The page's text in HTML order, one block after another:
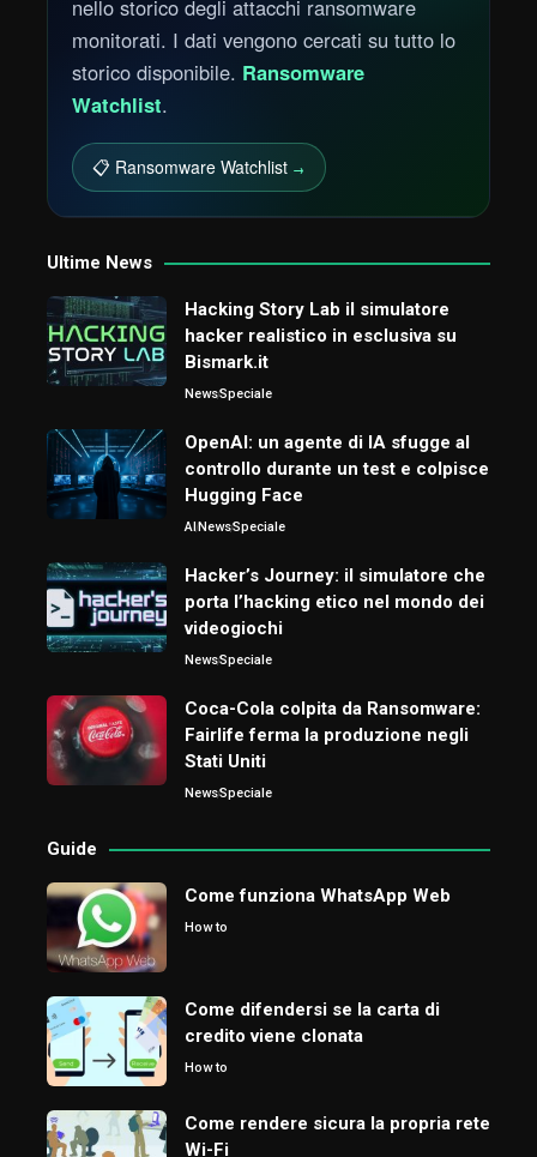
nello storico degli attacchi ransomware
monitorati. I dati vengono cercati su tutto lo
storico disponibile. Ransomware
Watchlist.
📋 Ransomware Watchlist →
Ultime News
Hacking Story Lab il simulatore
hacker realistico in esclusiva su
Bismark.it
NewsSpeciale
OpenAI: un agente di IA sfugge al
controllo durante un test e colpisce
Hugging Face
AINewsSpeciale
Hacker’s Journey: il simulatore che
porta l’hacking etico nel mondo dei
videogiochi
NewsSpeciale
Coca-Cola colpita da Ransomware:
Fairlife ferma la produzione negli
Stati Uniti
NewsSpeciale
Guide
Come funziona WhatsApp Web
How to
Come difendersi se la carta di
credito viene clonata
How to
Come rendere sicura la propria rete
Wi-Fi